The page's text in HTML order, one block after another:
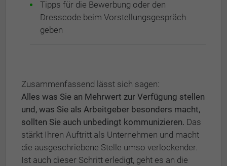
Tipps für die Bewerbung oder den
Dresscode beim Vorstellungsgespräch
geben
Zusammenfassend lässt sich sagen:
Alles was Sie an Mehrwert zur Verfügung stellen
und, was Sie als Arbeitgeber besonders macht,
sollten Sie auch unbedingt kommunizieren. Das
stärkt Ihren Auftritt als Unternehmen und macht
die ausgeschriebene Stelle umso verlockender.
Ist auch dieser Schritt erledigt, geht es an die